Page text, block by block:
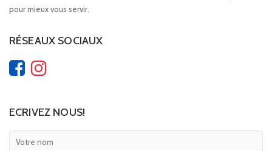
pour mieux vous servir.
RÉSEAUX SOCIAUX
ECRIVEZ NOUS!